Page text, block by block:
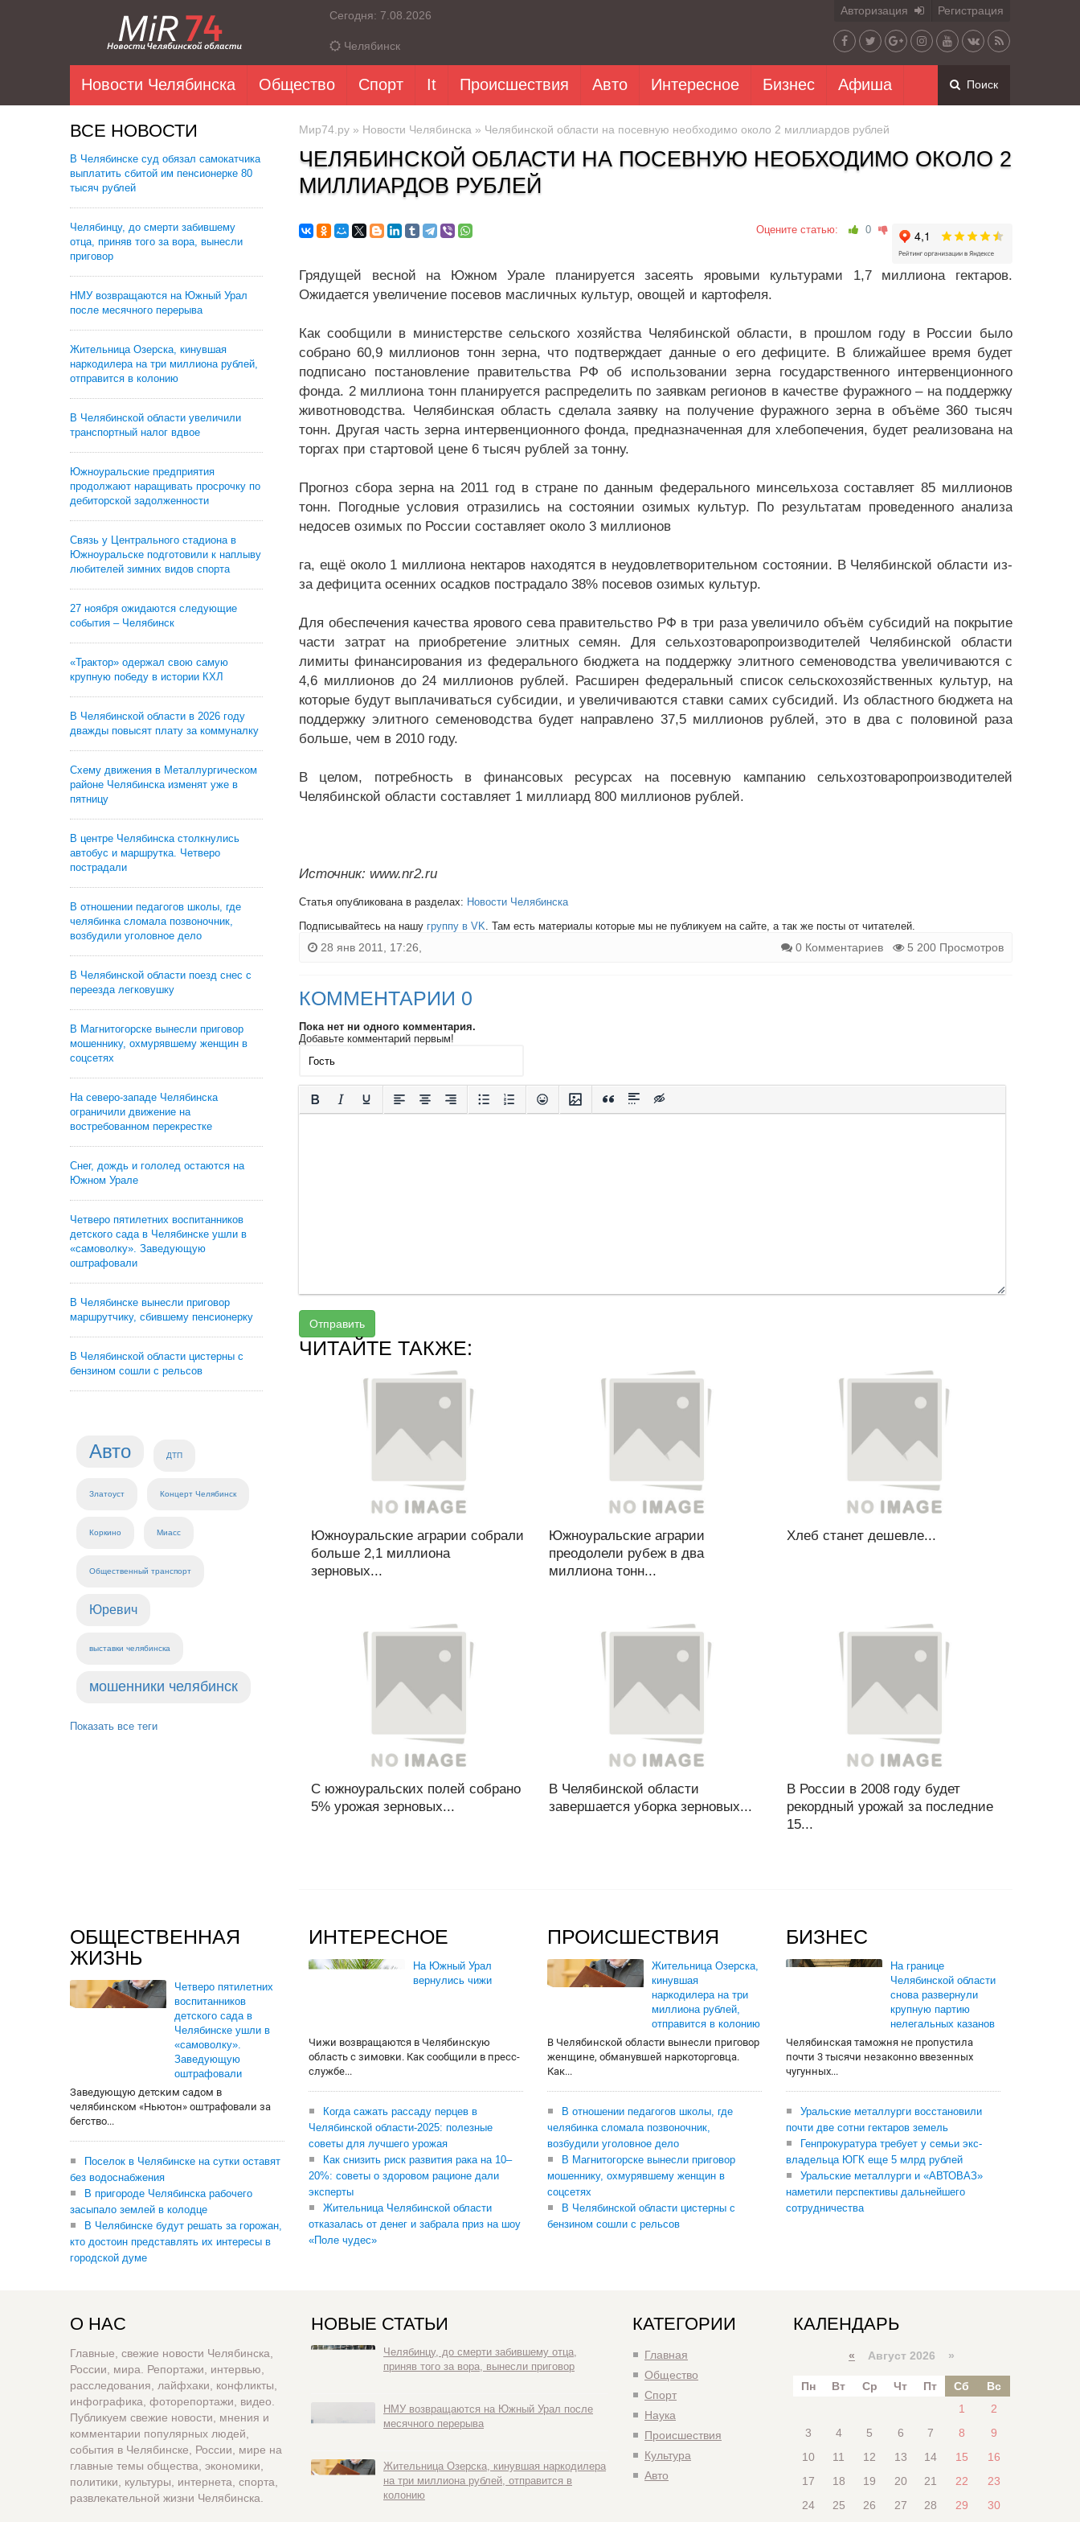
Сегодня: 7.08.2026
Челябинск
Авторизация Регистрация
Новости Челябинска Общество Спорт It Происшествия Авто Интересное Бизнес Афиша Поиск
ВСЕ НОВОСТИ
В Челябинске суд обязал самокатчика
выплатить сбитой им пенсионерке 80
тысяч рублей
Челябинцу, до смерти забившему
отца, приняв того за вора, вынесли
приговор
НМУ возвращаются на Южный Урал
после месячного перерыва
Жительница Озерска, кинувшая
наркодилера на три миллиона рублей,
отправится в колонию
В Челябинской области увеличили
транспортный налог вдвое
Южноуральские предприятия
продолжают наращивать просрочку по
дебиторской задолженности
Связь у Центрального стадиона в
Южноуральске подготовили к наплыву
любителей зимних видов спорта
27 ноября ожидаются следующие
события – Челябинск
«Трактор» одержал свою самую
крупную победу в истории КХЛ
В Челябинской области в 2026 году
дважды повысят плату за коммуналку
Схему движения в Металлургическом
районе Челябинска изменят уже в
пятницу
В центре Челябинска столкнулись
автобус и маршрутка. Четверо
пострадали
В отношении педагогов школы, где
челябинка сломала позвоночник,
возбудили уголовное дело
В Челябинской области поезд снес с
переезда легковушку
В Магнитогорске вынесли приговор
мошеннику, охмурявшему женщин в
соцсетях
На северо-западе Челябинска
ограничили движение на
востребованном перекрестке
Снег, дождь и гололед остаются на
Южном Урале
Четверо пятилетних воспитанников
детского сада в Челябинске ушли в
«самоволку». Заведующую
оштрафовали
В Челябинске вынесли приговор
маршрутчику, сбившему пенсионерку
В Челябинской области цистерны с
бензином сошли с рельсов
Авто ДТП
Златоуст Концерт Челябинск
Коркино Миасс
Общественный транспорт
Юревич
выставки челябинска
мошенники челябинск
Показать все теги
Мир74.ру » Новости Челябинска » Челябинской области на посевную необходимо около 2 миллиардов рублей
ЧЕЛЯБИНСКОЙ ОБЛАСТИ НА ПОСЕВНУЮ НЕОБХОДИМО ОКОЛО 2
МИЛЛИАРДОВ РУБЛЕЙ
Оцените статью: 0
Грядущей весной на Южном Урале планируется засеять яровыми культурами 1,7 миллиона гектаров.
Ожидается увеличение посевов масличных культур, овощей и картофеля.
Как сообщили в министерстве сельского хозяйства Челябинской области, в прошлом году в России было
собрано 60,9 миллионов тонн зерна, что подтверждает данные о его дефиците. В ближайшее время будет
подписано постановление правительства РФ об использовании зерна государственного интервенционного
фонда. 2 миллиона тонн планируется распределить по заявкам регионов в качестве фуражного – на поддержку
животноводства. Челябинская область сделала заявку на получение фуражного зерна в объёме 360 тысяч
тонн. Другая часть зерна интервенционного фонда, предназначенная для хлебопечения, будет реализована на
торгах при стартовой цене 6 тысяч рублей за тонну.
Прогноз сбора зерна на 2011 год в стране по данным федерального минсельхоза составляет 85 миллионов
тонн. Погодные условия отразились на состоянии озимых культур. По результатам проведенного анализа
недосев озимых по России составляет около 3 миллионов
га, ещё около 1 миллиона нектаров находятся в неудовлетворительном состоянии. В Челябинской области из-
за дефицита осенних осадков пострадало 38% посевов озимых культур.
Для обеспечения качества ярового сева правительство РФ в три раза увеличило объём субсидий на покрытие
части затрат на приобретение элитных семян. Для сельхозтоваропроизводителей Челябинской области
лимиты финансирования из федерального бюджета на поддержку элитного семеноводства увеличиваются с
4,6 миллионов до 24 миллионов рублей. Расширен федеральный список сельскохозяйственных культур, на
которые будут выплачиваться субсидии, и увеличиваются ставки самих субсидий. Из областного бюджета на
поддержку элитного семеноводства будет направлено 37,5 миллионов рублей, это в два с половиной раза
больше, чем в 2010 году.
В целом, потребность в финансовых ресурсах на посевную кампанию сельхозтоваропроизводителей
Челябинской области составляет 1 миллиард 800 миллионов рублей.
Источник: www.nr2.ru
Статья опубликована в разделах: Новости Челябинска
Подписывайтесь на нашу группу в VK. Там есть материалы которые мы не публикуем на сайте, а так же посты от читателей.
28 янв 2011, 17:26, 0 Комментариев 5 200 Просмотров
КОММЕНТАРИИ 0
Пока нет ни одного комментария.
Добавьте комментарий первым!
Отправить
ЧИТАЙТЕ ТАКЖЕ:
Южноуральские аграрии собрали
больше 2,1 миллиона
зерновых...
Южноуральские аграрии
преодолели рубеж в два
миллиона тонн...
Хлеб станет дешевле...
С южноуральских полей собрано
5% урожая зерновых...
В Челябинской области
завершается уборка зерновых...
В России в 2008 году будет
рекордный урожай за последние
15...
ОБЩЕСТВЕННАЯ
ЖИЗНЬ
Четверо пятилетних
воспитанников
детского сада в
Челябинске ушли в
«самоволку».
Заведующую
оштрафовали
Заведующую детским садом в
челябинском «Ньютон» оштрафовали за
бегство...
Поселок в Челябинске на сутки оставят
без водоснабжения
В пригороде Челябинска рабочего
засыпало землей в колодце
В Челябинске будут решать за горожан,
кто достоин представлять их интересы в
городской думе
ИНТЕРЕСНОЕ
На Южный Урал
вернулись чижи
Чижи возвращаются в Челябинскую
область с зимовки. Как сообщили в пресс-
службе...
Когда сажать рассаду перцев в
Челябинской области-2025: полезные
советы для лучшего урожая
Как снизить риск развития рака на 10–
20%: советы о здоровом рационе дали
эксперты
Жительница Челябинской области
отказалась от денег и забрала приз на шоу
«Поле чудес»
ПРОИСШЕСТВИЯ
Жительница Озерска,
кинувшая
наркодилера на три
миллиона рублей,
отправится в колонию
В Челябинской области вынесли приговор
женщине, обманувшей наркоторговца.
Как...
В отношении педагогов школы, где
челябинка сломала позвоночник,
возбудили уголовное дело
В Магнитогорске вынесли приговор
мошеннику, охмурявшему женщин в
соцсетях
В Челябинской области цистерны с
бензином сошли с рельсов
БИЗНЕС
На границе
Челябинской области
снова развернули
крупную партию
нелегальных казанов
Челябинская таможня не пропустила
почти 3 тысячи незаконно ввезенных
чугунных...
Уральские металлурги восстановили
почти две сотни гектаров земель
Генпрокуратура требует у семьи экс-
владельца ЮГК еще 5 млрд рублей
Уральские металлурги и «АВТОВАЗ»
наметили перспективы дальнейшего
сотрудничества
О НАС
Главные, свежие новости Челябинска,
России, мира. Репортажи, интервью,
расследования, лайфхаки, конфликты,
инфографика, фоторепортажи, видео.
Публикуем свежие новости, мнения и
комментарии популярных людей,
события в Челябинске, России, мире на
главные темы общества, экономики,
политики, культуры, интернета, спорта,
развлекательной жизни Челябинска.
НОВЫЕ СТАТЬИ
Челябинцу, до смерти забившему отца,
приняв того за вора, вынесли приговор
НМУ возвращаются на Южный Урал после
месячного перерыва
Жительница Озерска, кинувшая наркодилера
на три миллиона рублей, отправится в
колонию
КАТЕГОРИИ
Главная
Общество
Спорт
Наука
Происшествия
Культура
Авто
КАЛЕНДАРЬ
« Август 2026 »
Пн Вт Ср Чт Пт Сб
Вс
1
2
3
4 5 6 7 8
9
10
11 12 13 14 15
16
17
18 19 20 21 22
23
24
25 26 27 28 29 30